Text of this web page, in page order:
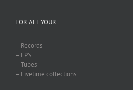
FOR ALL YOUR:
– Records
– LP’s
– Tubes
– Livetime collections